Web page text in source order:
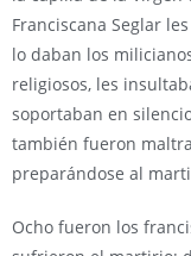
Franciscana Seglar
lo daban los
religiosos, les
soportaban en
también fueron
preparándose al
Ocho fueron los